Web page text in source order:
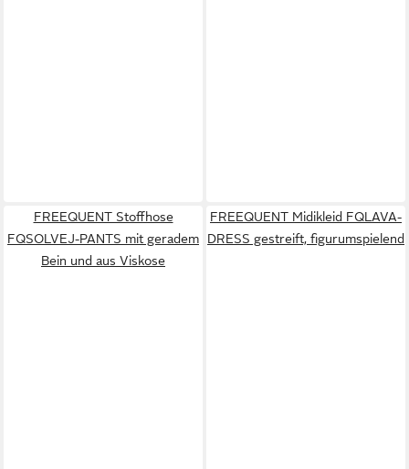
FREEQUENT Stoffhose
FQSOLVEJ-PANTS mit geradem
Bein und aus Viskose
FREEQUENT Midikleid FQLAVA-
DRESS gestreift, figurumspielend